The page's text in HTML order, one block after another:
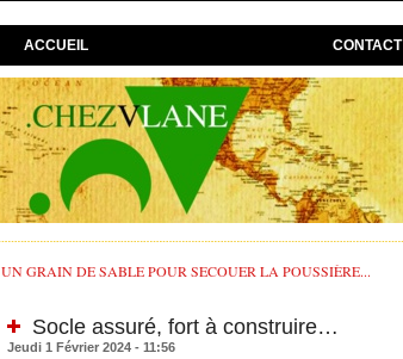
ACCUEIL CONTACT
UN GRAIN DE SABLE POUR SECOUER LA POUSSIÈRE...
Socle assuré, fort à construire…
Jeudi 1 Février 2024 - 11:56